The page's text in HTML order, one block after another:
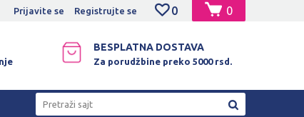
PLAĆANJE PLATNIM KARTICAMA! 0
0
Prijavite se Registrujte se
BESPLATNA DOSTAVA
Za porudžbine preko 5000 rsd.
Pretraži sajt